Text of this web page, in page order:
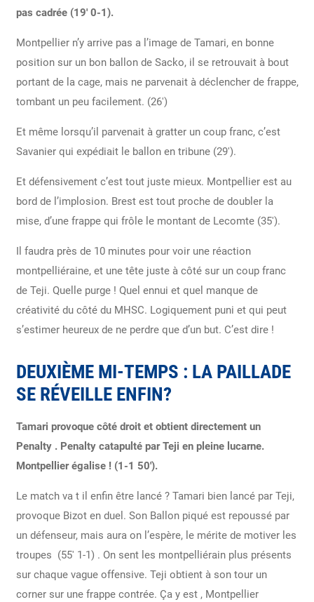
pas cadrée (19′ 0-1).
Montpellier n’y arrive pas a l’image de Tamari, en bonne
position sur un bon ballon de Sacko, il se retrouvait à bout
portant de la cage, mais ne parvenait à déclencher de frappe,
tombant un peu facilement. (26′)
Et même lorsqu’il parvenait à gratter un coup franc, c’est
Savanier qui expédiait le ballon en tribune (29′).
Et défensivement c’est tout juste mieux. Montpellier est au
bord de l’implosion. Brest est tout proche de doubler la
mise, d’une frappe qui frôle le montant de Lecomte (35′).
Il faudra près de 10 minutes pour voir une réaction
montpelliéraine, et une tête juste à côté sur un coup franc
de Teji. Quelle purge ! Quel ennui et quel manque de
créativité du côté du MHSC. Logiquement puni et qui peut
s’estimer heureux de ne perdre que d’un but. C’est dire !
DEUXIÈME MI-TEMPS : LA PAILLADE
SE RÉVEILLE ENFIN?
Tamari provoque côté droit et obtient directement un
Penalty . Penalty catapulté par Teji en pleine lucarne.
Montpellier égalise ! (1-1 50′).
Le match va t il enfin être lancé ? Tamari bien lancé par Teji,
provoque Bizot en duel. Son Ballon piqué est repoussé par
un défenseur, mais aura on l’espère, le mérite de motiver les
troupes (55′ 1-1) . On sent les montpelliérain plus présents
sur chaque vague offensive. Teji obtient à son tour un
corner sur une frappe contrée. Ça y est , Montpellier